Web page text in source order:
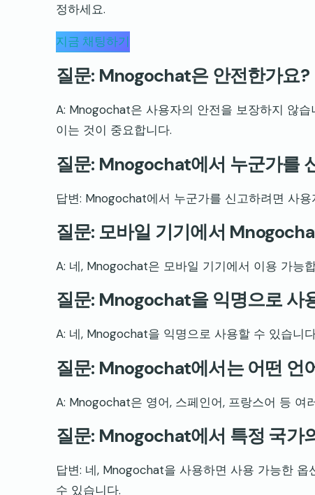
정하세요.
지금 채팅하기
질문: Mnogochat은 안전한가요?
A: Mnogochat은 사용자의 안전을 보장하지 않
이는 것이 중요합니다.
질문: Mnogochat에서 누군가를
답변: Mnogochat에서 누군가를 신고하려면 사
질문: 모바일 기기에서
A: 네, Mnogochat은 모바일 기기에서 이용 가능
질문: Mnogochat을 익명으로 사
A: 네, Mnogochat을 익명으로 사용할 수 있습니
질문: Mnogochat에서는 어떤 언
A: Mnogochat은 영어, 스페인어, 프랑스어 등 여
질문: Mnogochat에서 특정 국가
답변: 네, Mnogochat을 사용하면 사용 가능한
수 있습니다.